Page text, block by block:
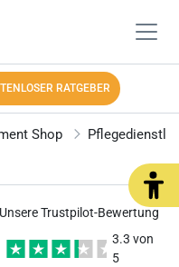
RATGEBER
Shop
Unsere Trustpilot-Bewertung
3.3 von
5